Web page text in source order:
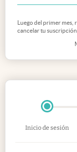
Luego del primer mes,
cancelar tu
Inicio de sesión